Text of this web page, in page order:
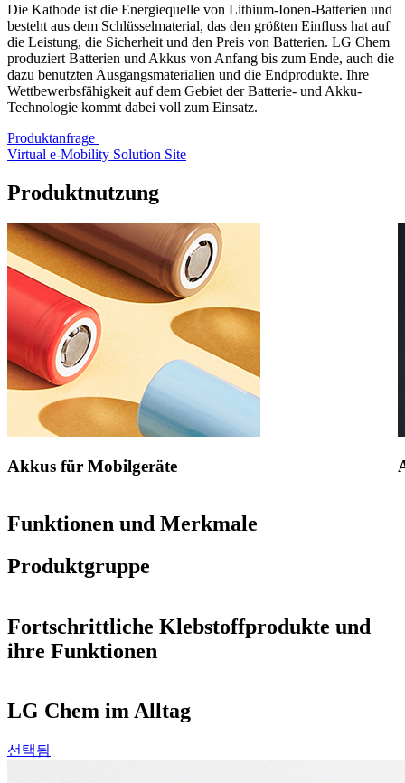
Die Kathode ist die Energiequelle von Lithium-Ionen-Batterien und
besteht aus dem Schlüsselmaterial, das den größten Einfluss hat auf
die Leistung, die Sicherheit und den Preis von Batterien. LG Chem
produziert Batterien und Akkus von Anfang bis zum Ende, auch die
dazu benutzten Ausgangsmaterialien und die Endprodukte. Ihre
Wettbewerbsfähigkeit auf dem Gebiet der Batterie- und Akku-
Technologie kommt dabei voll zum Einsatz.
Produktanfrage
Virtual e-Mobility Solution Site
Produktnutzung
Akkus für Mobilgeräte
Funktionen und Merkmale
Produktgruppe
Fortschrittliche Klebstoffprodukte und
ihre Funktionen
LG Chem im Alltag
선택됨